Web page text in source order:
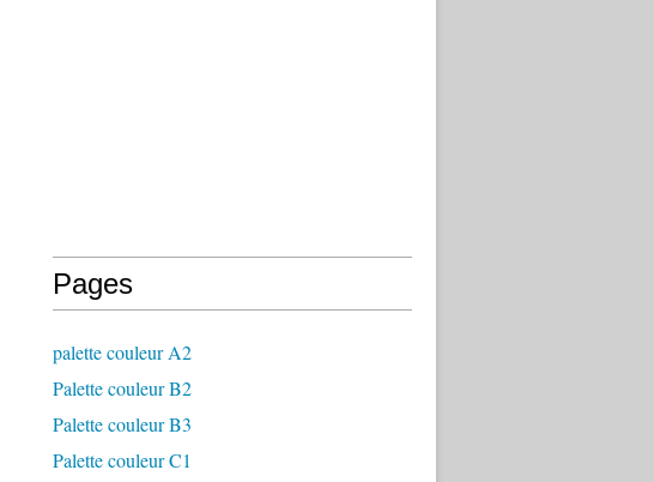
Pages
palette couleur A2
Palette couleur B2
Palette couleur B3
Palette couleur C1